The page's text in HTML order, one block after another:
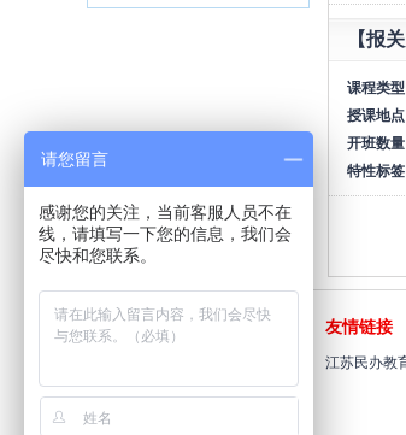
【报
课程类型
授课地点
开班数量
特性标签
全国统一报名专线 友情链接
江苏民办教
请您留言
感谢您的关注，当前客服人员不在
线，请填写一下您的信息，我们会
尽快和您联系。